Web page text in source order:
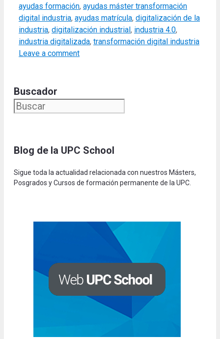
ayudas formación, ayudas máster transformación
digital industria, ayudas matrícula, digitalización de la
industria, digitalización industrial , industria 4.0,
industria digitalizada, transformación digital industria
Leave a comment
Buscador
Blog de la UPC School
Sigue toda la actualidad relacionada con nuestros Másters,
Posgrados y Cursos de formación permanente de la UPC.